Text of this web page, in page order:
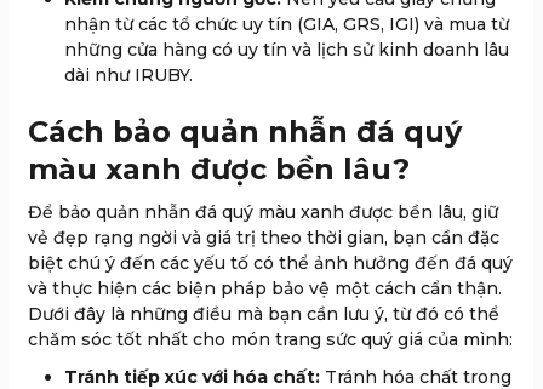
nhận từ các tổ chức uy tín (GIA, GRS, IGI) và mua từ
những cửa hàng có uy tín và lịch sử kinh doanh lâu
dài như IRUBY.
Cách bảo quản nhẫn đá quý
màu xanh được bền lâu?
Để bảo quản nhẫn đá quý màu xanh được bền lâu, giữ
vẻ đẹp rạng ngời và giá trị theo thời gian, bạn cần đặc
biệt chú ý đến các yếu tố có thể ảnh hưởng đến đá quý
và thực hiện các biện pháp bảo vệ một cách cẩn thận.
Dưới đây là những điều mà bạn cần lưu ý, từ đó có thể
chăm sóc tốt nhất cho món trang sức quý giá của mình:
Tránh tiếp xúc với hóa chất: Tránh hóa chất trong